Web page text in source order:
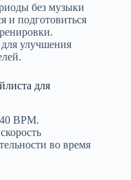
без музыки
и подготовиться
улучшения
для
BPM.
во время